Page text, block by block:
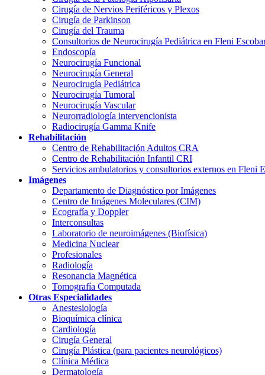
Cirugía de Nervios Periféricos y Plexos
Cirugía de Parkinson
Cirugía del Trauma
Consultorios de Neurocirugía Pediátrica en Fleni
Endoscopía
Neurocirugía Funcional
Neurocirugía General
Neurocirugía Pediátrica
Neurocirugía Tumoral
Neurocirugía Vascular
Neurorradiología intervencionista
Radiocirugía Gamma Knife
Rehabilitación
Centro de Rehabilitación Adultos CRA
Centro de Rehabilitación Infantil CRI
Servicios ambulatorios y consultorios externos en Fleni
Imágenes
Departamento de Diagnóstico por Imágenes
Centro de Imágenes Moleculares (CIM)
Ecografía y Doppler
Interconsultas
Laboratorio de neuroimágenes (Biofísica)
Medicina Nuclear
Profesionales
Radiología
Resonancia Magnética
Tomografía Computada
Otras Especialidades
Anestesiología
Bioquímica clínica
Cardiología
Cirugía General
Cirugía Plástica (para pacientes neurológicos)
Clínica Médica
Dermatología